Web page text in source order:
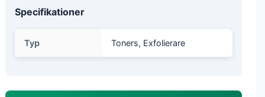
Specifikationer
Typ Toners, Exfolierare